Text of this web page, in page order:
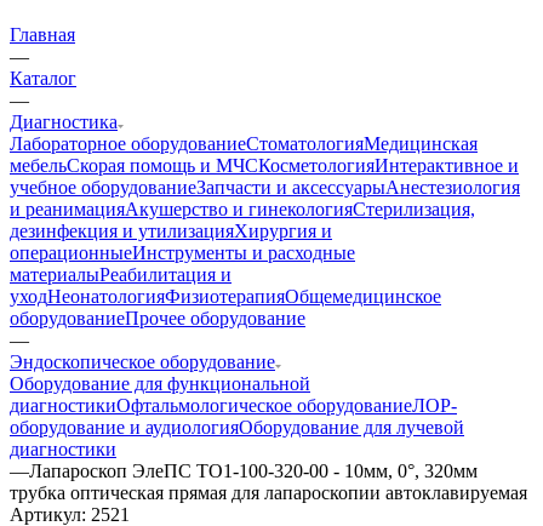
Главная
—
Каталог
—
Диагностика
Лабораторное оборудованиеСтоматологияМедицинская
мебельСкорая помощь и МЧСКосметологияИнтерактивное и
учебное оборудованиеЗапчасти и аксессуарыАнестезиология
и реанимацияАкушерство и гинекологияСтерилизация,
дезинфекция и утилизацияХирургия и
операционныеИнструменты и расходные
материалыРеабилитация и
уходНеонатологияФизиотерапияОбщемедицинское
оборудованиеПрочее оборудование
—
Эндоскопическое оборудование
Оборудование для функциональной
диагностикиОфтальмологическое оборудованиеЛОР-
оборудование и аудиологияОборудование для лучевой
диагностики
—Лапароскоп ЭлеПС ТО1-100-320-00 - 10мм, 0°, 320мм
трубка оптическая прямая для лапароскопии автоклавируемая
Артикул: 2521